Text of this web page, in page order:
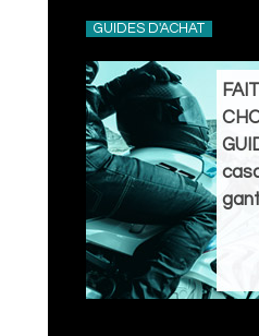
GUIDES D'ACHAT